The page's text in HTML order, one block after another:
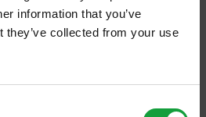
information that you’ve
they’ve collected from your use
NEWSLETTER